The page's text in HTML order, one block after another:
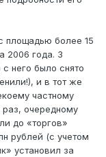
площадью более 15
2006 года. 3
него было снято
и в тот же
частному
очередному
до «торгов»
рублей (с учетом
установил за